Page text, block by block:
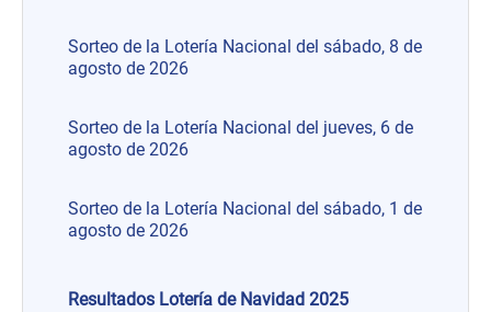
Sorteo de la Lotería Nacional del sábado, 8 de
agosto de 2026
Sorteo de la Lotería Nacional del jueves, 6 de
agosto de 2026
Sorteo de la Lotería Nacional del sábado, 1 de
agosto de 2026
Resultados Lotería de Navidad 2025